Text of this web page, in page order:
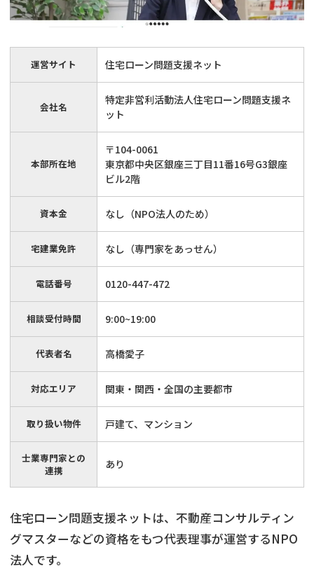
運営サイト 住宅ローン問題支援ネット
会社名
特定非営利活動法人住宅ローン問題支援ネ
ット
本部所在地
〒104-0061
東京都中央区銀座三丁目11番16号G3銀座
ビル2階
資本金 なし（NPO法人のため）
宅建業免許 なし（専門家をあっせん）
電話番号 0120-447-472
相談受付時間 9:00~19:00
代表者名 高橋愛子
対応エリア 関東・関西・全国の主要都市
取り扱い物件 戸建て、マンション
士業専門家との
連携
あり
住宅ローン問題支援ネットは、不動産コンサルティン
グマスターなどの資格をもつ代表理事が運営するNPO
法人です。
不動産の売却でお悩みならこちら